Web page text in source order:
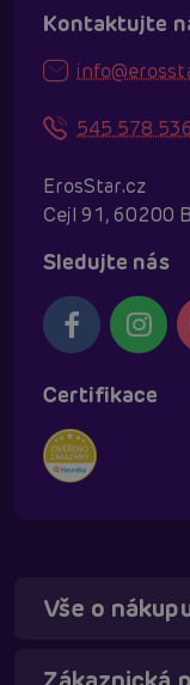
Kontaktujte
545 578 536
ErosStar.cz
Cejl 91, 60200
Sledujte nás
Certifikace
Vše o Táňa -